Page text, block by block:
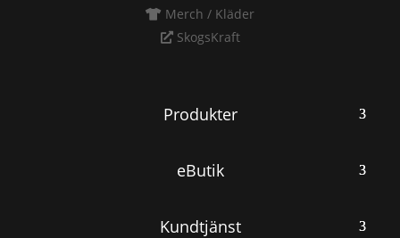
Merch / Kläder
SkogsKraft
Produkter
eButik
Kundtjänst